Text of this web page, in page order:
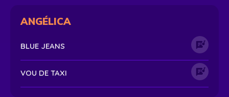
ANGÉLICA
BLUE JEANS
VOU DE TAXI